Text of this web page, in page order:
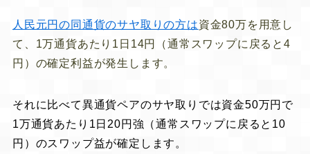
人民元円の同通貨のサヤ取りの方は資金80万を用意し
て、1万通貨あたり1日14円（通常スワップに戻ると4
円）の確定利益が発生します。
それに比べて異通貨ペアのサヤ取りでは資金50万円で
1万通貨あたり1日20円強（通常スワップに戻ると10
円）のスワップ益が確定します。